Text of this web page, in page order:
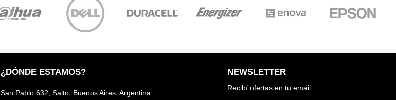
¿DÓNDE ESTAMOS?
San Pablo 632, Salto, Buenos Aires, Argentina
NEWSLETTER
Recibí ofertas en tu email